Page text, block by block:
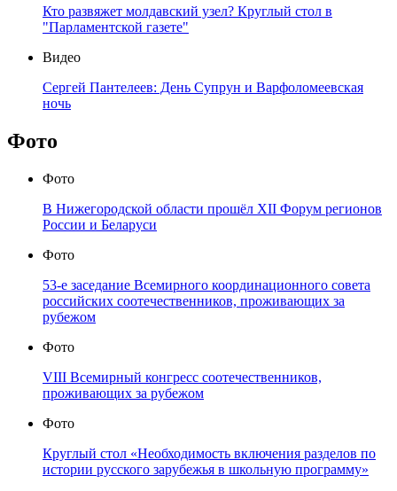
Кто развяжет молдавский узел? Круглый стол в
"Парламентской газете"
Видео
Сергей Пантелеев: День Супрун и Варфоломеевская
ночь
Фото
Фото
В Нижегородской области прошёл XII Форум регионов
России и Беларуси
Фото
53-е заседание Всемирного координационного совета
российских соотечественников, проживающих за
рубежом
Фото
VIII Всемирный конгресс соотечественников,
проживающих за рубежом
Фото
Круглый стол «Необходимость включения разделов по
истории русского зарубежья в школьную программу»